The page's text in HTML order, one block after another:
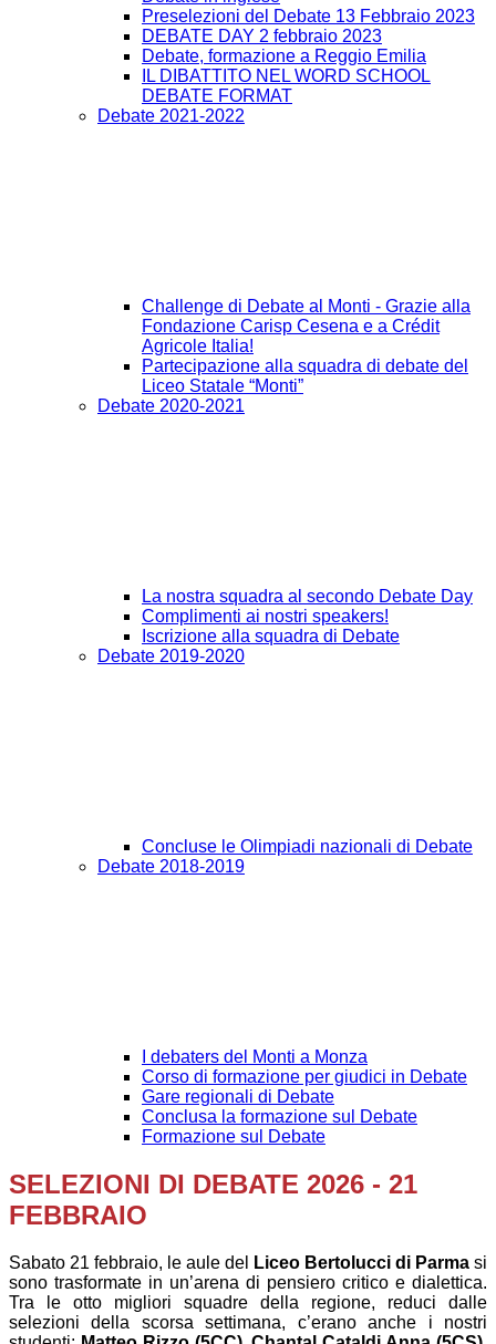
Preselezioni del Debate 13 Febbraio 2023
DEBATE DAY 2 febbraio 2023
Debate, formazione a Reggio Emilia
IL DIBATTITO NEL WORD SCHOOL
DEBATE FORMAT
Debate 2021-2022
Challenge di Debate al Monti - Grazie alla
Fondazione Carisp Cesena e a Crédit
Agricole Italia!
Partecipazione alla squadra di debate del
Liceo Statale “Monti”
Debate 2020-2021
La nostra squadra al secondo Debate Day
Complimenti ai nostri speakers!
Iscrizione alla squadra di Debate
Debate 2019-2020
Concluse le Olimpiadi nazionali di Debate
Debate 2018-2019
I debaters del Monti a Monza
Corso di formazione per giudici in Debate
Gare regionali di Debate
Conclusa la formazione sul Debate
Formazione sul Debate
SELEZIONI DI DEBATE 2026 - 21
FEBBRAIO
Sabato 21 febbraio, le aule del Liceo Bertolucci di Parma si
sono trasformate in un’arena di pensiero critico e dialettica.
Tra le otto migliori squadre della regione, reduci dalle
selezioni della scorsa settimana, c’erano anche i nostri